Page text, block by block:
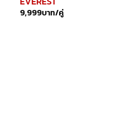
9,999บาท/คู่